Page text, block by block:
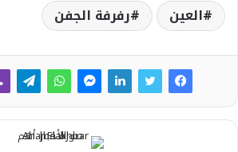
العين رفرفة الجفن